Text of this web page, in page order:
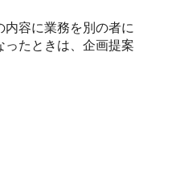
容に業務を別の者に
たときは、企画提案